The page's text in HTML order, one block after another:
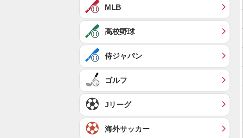
MLB
高校野球
侍ジャパン
ゴルフ
Jリーグ
海外サッカー